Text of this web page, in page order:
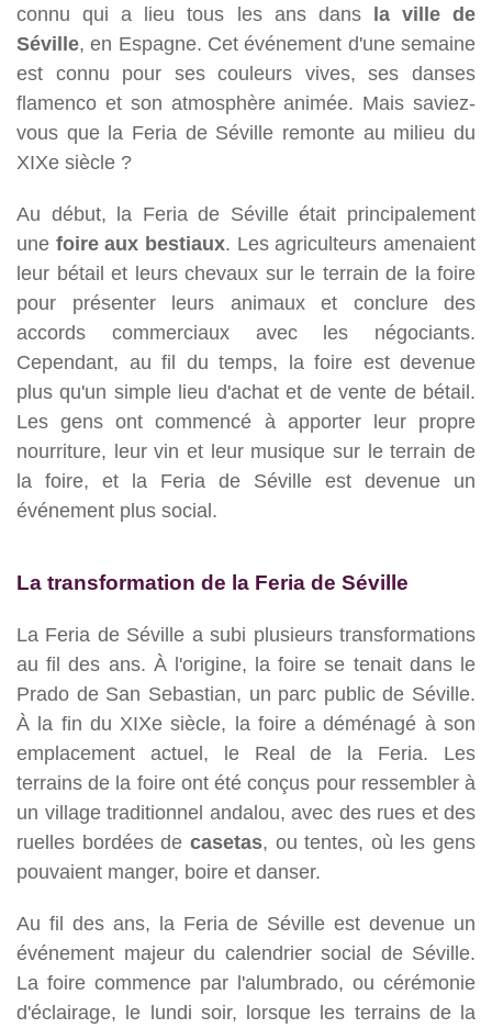
connu qui a lieu tous les ans dans la ville de
Séville, en Espagne. Cet événement d'une semaine
est connu pour ses couleurs vives, ses danses
flamenco et son atmosphère animée. Mais saviez-
vous que la Feria de Séville remonte au milieu du
XIXe siècle ?
Au début, la Feria de Séville était principalement
une foire aux bestiaux. Les agriculteurs amenaient
leur bétail et leurs chevaux sur le terrain de la foire
pour présenter leurs animaux et conclure des
accords commerciaux avec les négociants.
Cependant, au fil du temps, la foire est devenue
plus qu'un simple lieu d'achat et de vente de bétail.
Les gens ont commencé à apporter leur propre
nourriture, leur vin et leur musique sur le terrain de
la foire, et la Feria de Séville est devenue un
événement plus social.
La transformation de la Feria de Séville
La Feria de Séville a subi plusieurs transformations
au fil des ans. À l'origine, la foire se tenait dans le
Prado de San Sebastian, un parc public de Séville.
À la fin du XIXe siècle, la foire a déménagé à son
emplacement actuel, le Real de la Feria. Les
terrains de la foire ont été conçus pour ressembler à
un village traditionnel andalou, avec des rues et des
ruelles bordées de casetas, ou tentes, où les gens
pouvaient manger, boire et danser.
Au fil des ans, la Feria de Séville est devenue un
événement majeur du calendrier social de Séville.
La foire commence par l'alumbrado, ou cérémonie
d'éclairage, le lundi soir, lorsque les terrains de la